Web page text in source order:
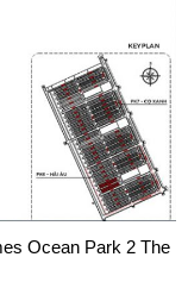
Ocean Park 2 The